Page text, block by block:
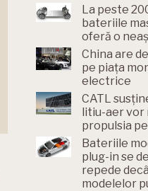
La peste
bateriile
oferă o
China are
pe piața
electrice
CATL
litiu-aer vor
propulsia
Bateriile
plug-in se
repede
modelelor